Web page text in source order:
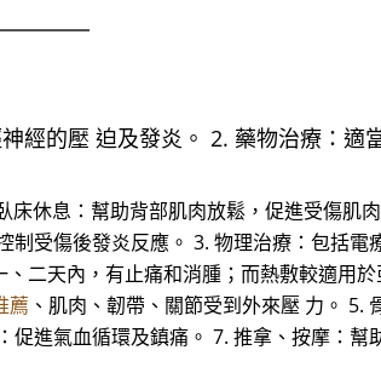
經的壓 迫及發炎。 2. 藥物治療：適
休息：幫助背部肌肉放鬆，促進受傷肌
受傷後發炎反應。 3. 物理治療：包括電
二天內，有止痛和消腫；而熱敷較適用
薦 、肌肉、韌帶、關節受到外來壓 力。 5.
進氣血循環及鎮痛。 7. 推拿、按摩：幫